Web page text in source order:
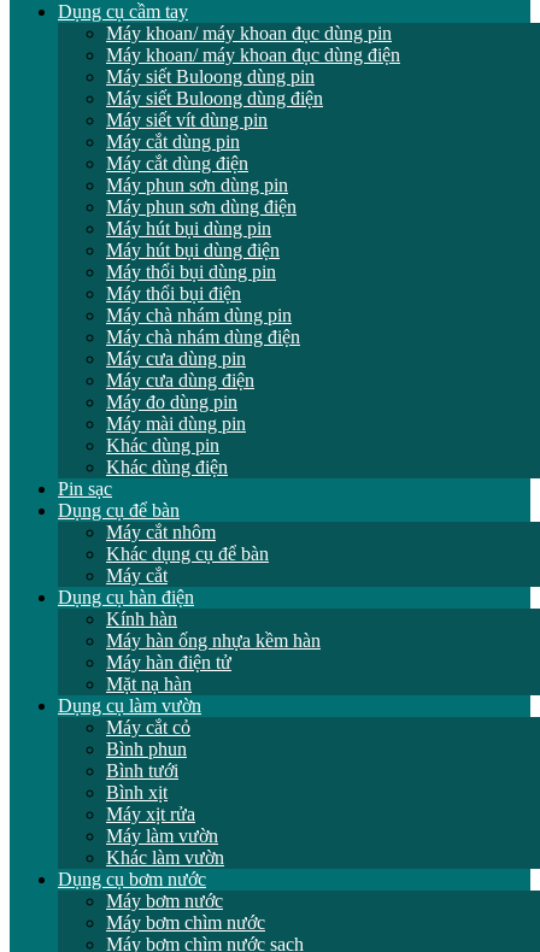
Dụng cụ cầm tay
Máy khoan/ máy khoan đục dùng pin
Máy khoan/ máy khoan đục dùng điện
Máy siết Buloong dùng pin
Máy siết Buloong dùng điện
Máy siết vít dùng pin
Máy cắt dùng pin
Máy cắt dùng điện
Máy phun sơn dùng pin
Máy phun sơn dùng điện
Máy hút bụi dùng pin
Máy hút bụi dùng điện
Máy thổi bụi dùng pin
Máy thổi bụi điện
Máy chà nhám dùng pin
Máy chà nhám dùng điện
Máy cưa dùng pin
Máy cưa dùng điện
Máy đo dùng pin
Máy mài dùng pin
Khác dùng pin
Khác dùng điện
Pin sạc
Dụng cụ để bàn
Máy cắt nhôm
Khác dụng cụ để bàn
Máy cắt
Dụng cụ hàn điện
Kính hàn
Máy hàn ống nhựa kềm hàn
Máy hàn điện tử
Mặt nạ hàn
Dụng cụ làm vườn
Máy cắt cỏ
Bình phun
Bình tưới
Bình xịt
Máy xịt rửa
Máy làm vườn
Khác làm vườn
Dụng cụ bơm nước
Máy bơm nước
Máy bơm chìm nước
Máy bơm chìm nước sạch